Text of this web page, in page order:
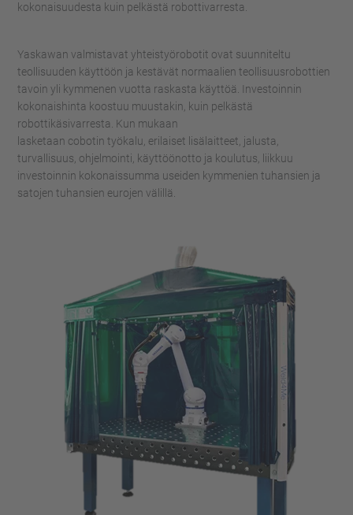
kokonaisuudesta kuin pelkästä robottivarresta.
Yaskawan valmistavat yhteistyörobotit ovat suunniteltu
teollisuuden käyttöön ja kestävät normaalien teollisuusrobottien
tavoin yli kymmenen vuotta raskasta käyttöä. Investoinnin
kokonaishinta koostuu muustakin, kuin pelkästä
robottikäsivarresta. Kun mukaan
lasketaan cobotin työkalu erilaiset lisälaitteet, jalusta,
turvallisuus, ohjelmointi, käyttöönotto ja koulutus
liikkuu
investoinnin kokonaissumma useiden kymmenien tuhansien ja
satojen tuhansien eurojen välillä.